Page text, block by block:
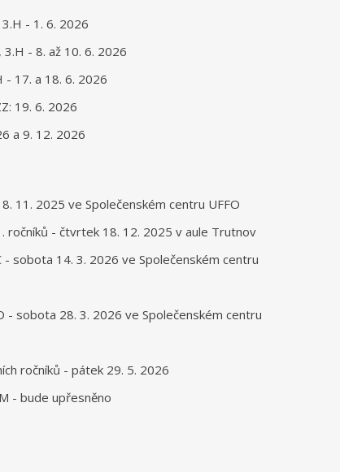
- 1. 6. 2026
3.H - 8. až 10. 6. 2026
- 17. a 18. 6. 2026
19. 6. 2026
a 9. 12. 2026
11. 2025 ve Společenském centru UFFO
ročníků - čtvrtek 18. 12. 2025 v aule Trutnov
- sobota 14. 3. 2026 ve Společenském centru
- sobota 28. 3. 2026 ve Společenském centru
ročníků - pátek 29. 5. 2026
- bude upřesněno